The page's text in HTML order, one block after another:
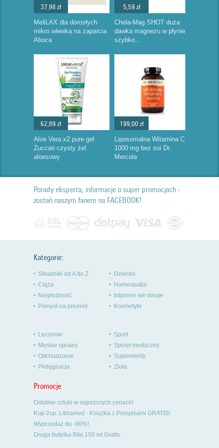
37,98 zł
MeliLAX dla dorosłych
mikro wlewka na zaparcia
Aboca
5,59 zł
Chela-Mag SHOT duża
dawka magnezu w płynie
szybko...
62,89 zł
Aloe Vera x2 pure gel
Zuccari czysty żel
aloesowy
199,00 zł
Liposomalna Witamina C
1000 mg bez soi Dr.
Mercola
Porady eksperta, informacje o super promocjach -
zostań naszym fanem na FACEBOOK!
Kategorie:
Składniki od A do Ż
Ciąża
Niepłodność
Pomysł na prezent
Dziecko
Homeopatia
Intymnie we dwoje
Kosmetyki
Leczenie
Męskie sprawy
Odchudzanie
Pielęgnacja
Sport
Sprzęt medyczny
Suplementy
Zioła
Promocje
Ostatnie sztuki w najniższych cenach!
Kup 2op. Libramed - Książka z Przepisami GRATIS!
Wyprzedaż do -80%!
Druga butelka Bibi 150 ml Gratis.